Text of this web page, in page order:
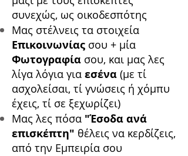
συνεχώς, ως οικοδεσπότης
Μας στέλνεις τα στοιχεία
Επικοινωνίας σου + μία
Φωτογραφία σου, και μας λες
λίγα λόγια για εσένα (με τί
ασχολείσαι, τί γνώσεις ή χόμπυ
έχεις, τί σε ξεχωρίζει)
Μας λες πόσα "Έσοδα ανά
επισκέπτη" θέλεις να κερδίζεις,
από την Εμπειρία σου